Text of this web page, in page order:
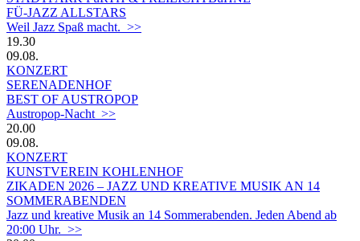
FÜ-JAZZ ALLSTARS
Weil Jazz Spaß macht. >>
19.30
09.08.
KONZERT
SERENADENHOF
BEST OF AUSTROPOP
Austropop-Nacht >>
20.00
09.08.
KONZERT
KUNSTVEREIN KOHLENHOF
ZIKADEN 2026 – JAZZ UND KREATIVE MUSIK AN 14
SOMMERABENDEN
Jazz und kreative Musik an 14 Sommerabenden. Jeden Abend ab
20:00 Uhr. >>